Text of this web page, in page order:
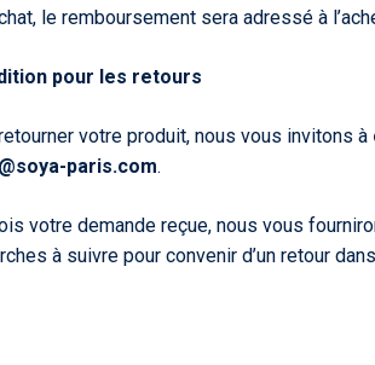
le remboursement sera adressé à
pour les retours
votre produit, nous vous invitons à
paris.com.
votre demande reçue, nous vous
à suivre pour convenir d’un retour